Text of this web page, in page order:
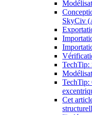
SkyCiv
TechTip:
TechTip:
Cet